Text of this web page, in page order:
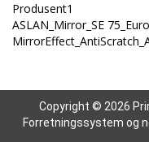
Produsent1
ASLAN_Mirror_SE
Copyright © 2026
Forretningssystem og